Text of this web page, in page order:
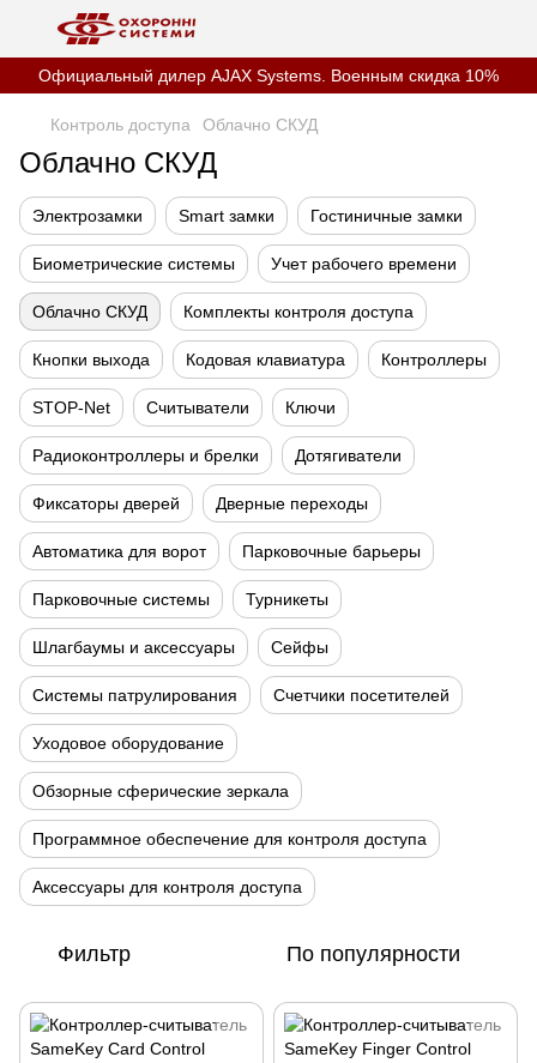
Официальный дилер AJAX Systems. Военным скидка 10%
Контроль доступа Облачно СКУД
Облачно СКУД
Электрозамки Smart замки Гостиничные замки
Биометрические системы Учет рабочего времени
Облачно СКУД Комплекты контроля доступа
Кнопки выхода Кодовая клавиатура Контроллеры
STOP-Net Считыватели Ключи
Радиоконтроллеры и брелки Дотягиватели
Фиксаторы дверей Дверные переходы
Автоматика для ворот Парковочные барьеры
Парковочные системы Турникеты
Шлагбаумы и аксессуары Сейфы
Системы патрулирования Счетчики посетителей
Уходовое оборудование
Обзорные сферические зеркала
Программное обеспечение для контроля доступа
Аксессуары для контроля доступа
Фильтр По популярности